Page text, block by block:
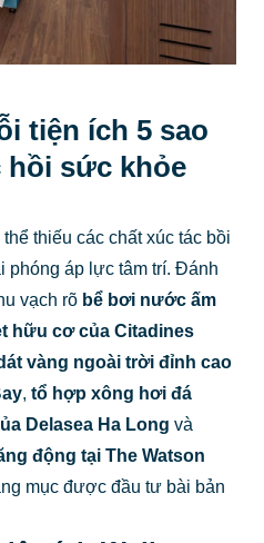
tiện ích 5 sao
sức khỏe
thiếu các chất xúc tác bồi
phóng áp lực tâm trí. Đánh
vạch rõ bể bơi nước ấm
hữu cơ của Citadines
vàng ngoài trời đỉnh cao
, tổ hợp xông hơi đá
Delasea Ha Long và
động tại The Watson
mục được đầu tư bài bản